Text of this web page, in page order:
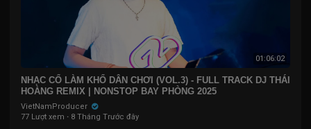
01:06:02
NHẠC CỔ LÀM KHỔ DÂN CHƠI (VOL.3) - FULL TRACK DJ THÁI
HOÀNG REMIX | NONSTOP BAY PHÒNG 2025
VietNamProducer
77 Lượt xem · 8 Tháng Trước đây